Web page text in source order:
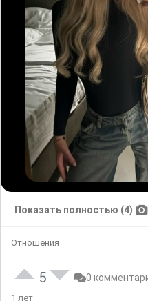
Показать полностью (4)
Отношения
5 0
1 лет